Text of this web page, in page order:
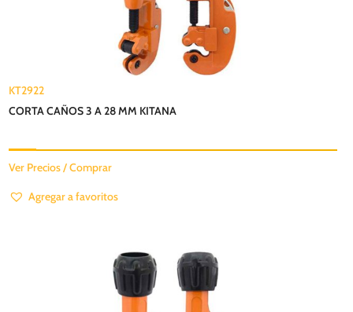
KT2922
CORTA CAÑOS 3 A 28 MM KITANA
Ver Precios / Comprar
Agregar a favoritos